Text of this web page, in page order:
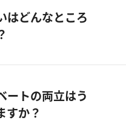
はどんなところ
ートの両立はう
すか？